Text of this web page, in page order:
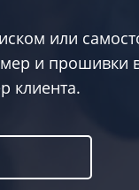
или
и прошивки
клиента.